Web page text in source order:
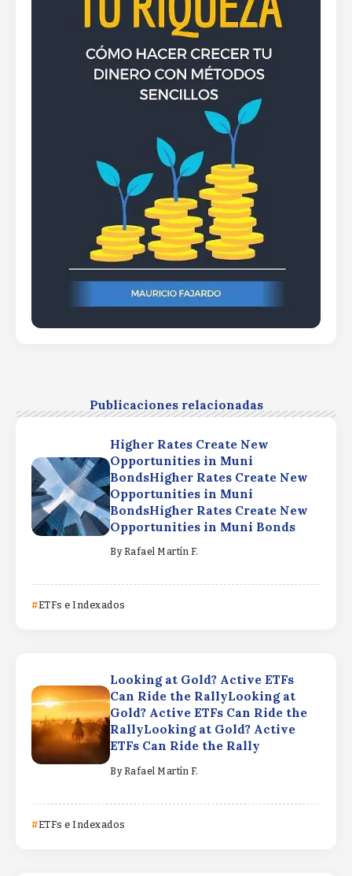
Publicaciones relacionadas
Higher Rates Create New
Opportunities in Muni
BondsHigher Rates Create New
Opportunities in Muni
BondsHigher Rates Create New
Opportunities in Muni Bonds
By Rafael Martín F.
ETFs e Indexados
Looking at Gold? Active ETFs
Can Ride the RallyLooking at
Gold? Active ETFs Can Ride the
RallyLooking at Gold? Active
ETFs Can Ride the Rally
By Rafael Martín F.
ETFs e Indexados